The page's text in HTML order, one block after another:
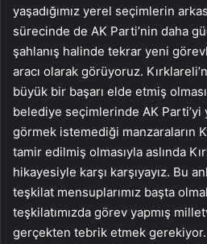
yaşadığımız yerel seçimlerin
sürecinde de AK Parti’nin daha
şahlanış halinde tekrar yeni
aracı olarak görüyoruz.
büyük bir başarı elde etmiş
belediye seçimlerinde AK Parti’yi
görmek istemediği manzaraların
tamir edilmiş olmasıyla aslında
hikayesiyle karşı karşıyayız. Bu
teşkilat mensuplarımız başta
teşkilatımızda görev yapmış
gerçekten tebrik etmek